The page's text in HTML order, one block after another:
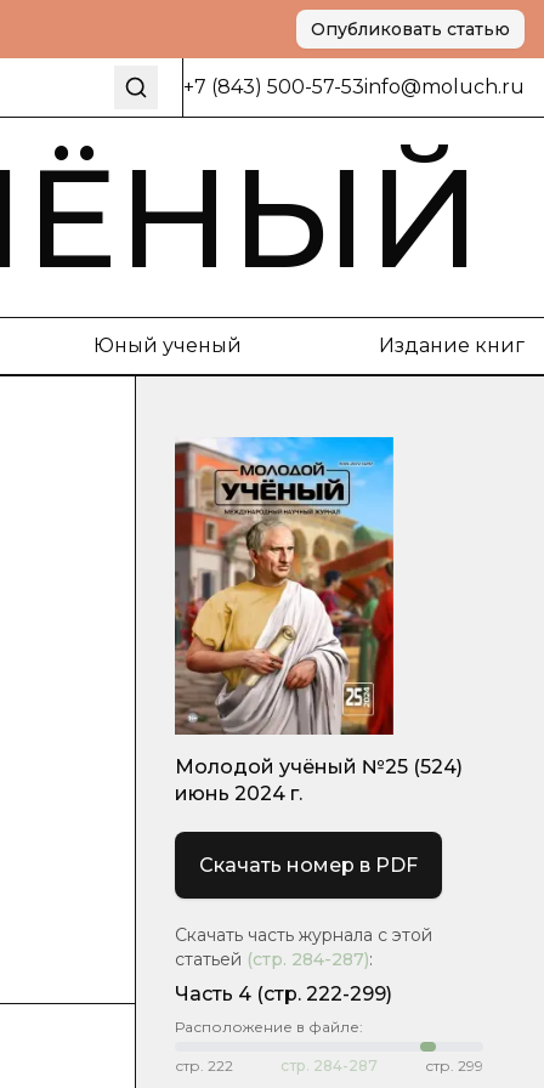
Опубликовать статью
+7 (843) 500-57-53info@moluch.ru
Юный ученый Издание книг
Молодой учёный №25 (524)
июнь 2024 г.
Скачать номер в PDF
Скачать часть журнала с этой
статьей (стр. 284-287):
Часть 4 (стр. 222-299)
Расположение в файле:
стр. 222 стр. 284-287 стр. 299